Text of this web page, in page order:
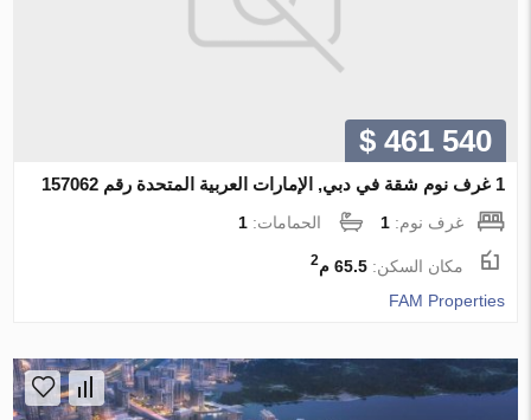
$ 461 540
1 غرف نوم شقة في دبي, الإمارات العربية المتحدة رقم 157062
غرف نوم:1 الحمامات:1
مكان السكن:65.5 م 2
FAM Properties